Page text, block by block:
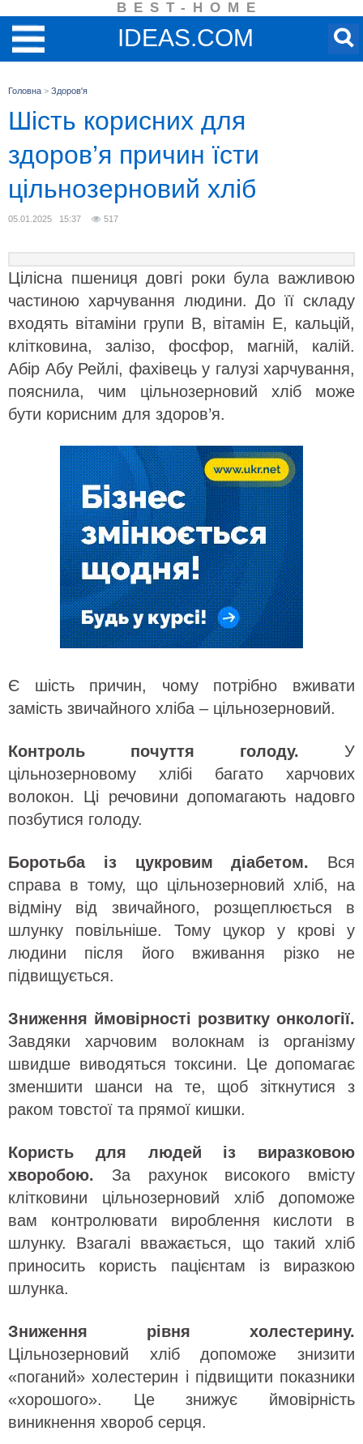
BEST-HOME
IDEAS.COM
Головна > Здоров'я
Шість корисних для
здоров’я причин їсти
цільнозерновий хліб
05.01.2025 15:37 517
Цілісна пшениця довгі роки була важливою
частиною харчування людини. До її складу
входять вітаміни групи В, вітамін Е, кальцій,
клітковина, залізо, фосфор, магній, калій.
Абір Абу Рейлі, фахівець у галузі харчування,
пояснила, чим цільнозерновий хліб може
бути корисним для здоров’я.
Є шість причин, чому потрібно вживати
замість звичайного хліба – цільнозерновий.
Контроль почуття голоду. У
цільнозерновому хлібі багато харчових
волокон. Ці речовини допомагають надовго
позбутися голоду.
Боротьба із цукровим діабетом. Вся
справа в тому, що цільнозерновий хліб, на
відміну від звичайного, розщеплюється в
шлунку повільніше. Тому цукор у крові у
людини після його вживання різко не
підвищується.
Зниження ймовірності розвитку онкології.
Завдяки харчовим волокнам із організму
швидше виводяться токсини. Це допомагає
зменшити шанси на те, щоб зіткнутися з
раком товстої та прямої кишки.
Користь для людей із виразковою
хворобою. За рахунок високого вмісту
клітковини цільнозерновий хліб допоможе
вам контролювати вироблення кислоти в
шлунку. Взагалі вважається, що такий хліб
приносить користь пацієнтам із виразкою
шлунка.
Зниження рівня холестерину.
Цільнозерновий хліб допоможе знизити
«поганий» холестерин і підвищити показники
«хорошого». Це знижує ймовірність
виникнення хвороб серця.